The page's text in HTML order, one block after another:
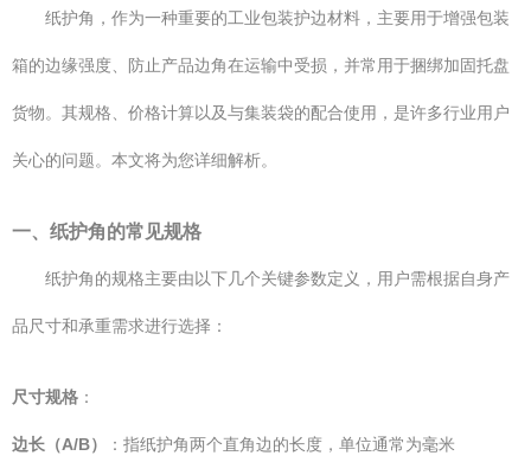
纸护角，作为一种重要的工业包装护边材料，主要用于增强包装
箱的边缘强度、防止产品边角在运输中受损，并常用于捆绑加固托盘
货物。其规格、价格计算以及与集装袋的配合使用，是许多行业用户
关心的问题。本文将为您详细解析。
一、纸护角的常见规格
纸护角的规格主要由以下几个关键参数定义，用户需根据自身产
品尺寸和承重需求进行选择：
尺寸规格 ：
边长（A/B） ：指纸护角两个直角边的长度，单位通常为毫米